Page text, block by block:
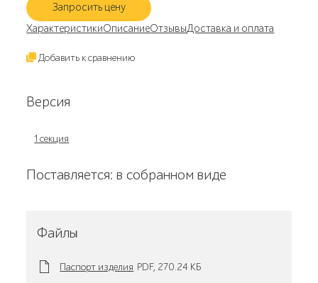
Запросить цену
ХарактеристикиОписаниеОтзывыДоставка и оплата
Добавить к сравнению
Версия
1 секция
Поставляется: в собранном виде
Файлы
Паспорт изделия PDF, 270.24 KБ